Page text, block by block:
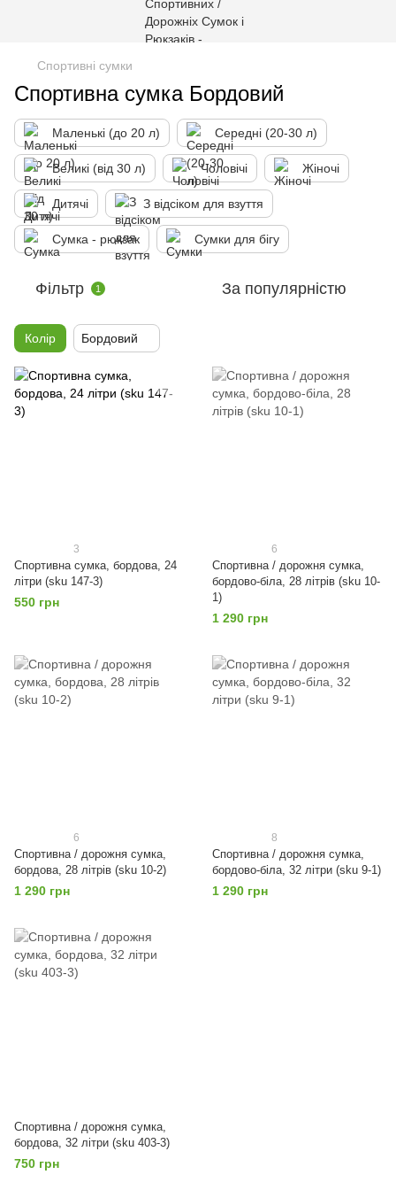
Спортивні сумки
Спортивна сумка Бордовий
Маленькі (до 20 л) Середні (20-30 л)
Великі (від 30 л) Чоловічі Жіночі
Дитячі З відсіком для взуття
Сумка - рюкзак Сумки для бігу
Фільтр 1 За популярністю
Колір Бордовий
3
Спортивна сумка, бордова, 24
літри (sku 147-3)
550 грн
6
Спортивна / дорожня сумка,
бордово-біла, 28 літрів (sku 10-
1)
1 290 грн
6
Спортивна / дорожня сумка,
бордова, 28 літрів (sku 10-2)
1 290 грн
8
Спортивна / дорожня сумка,
бордово-біла, 32 літри (sku 9-1)
1 290 грн
Спортивна / дорожня сумка,
бордова, 32 літри (sku 403-3)
750 грн